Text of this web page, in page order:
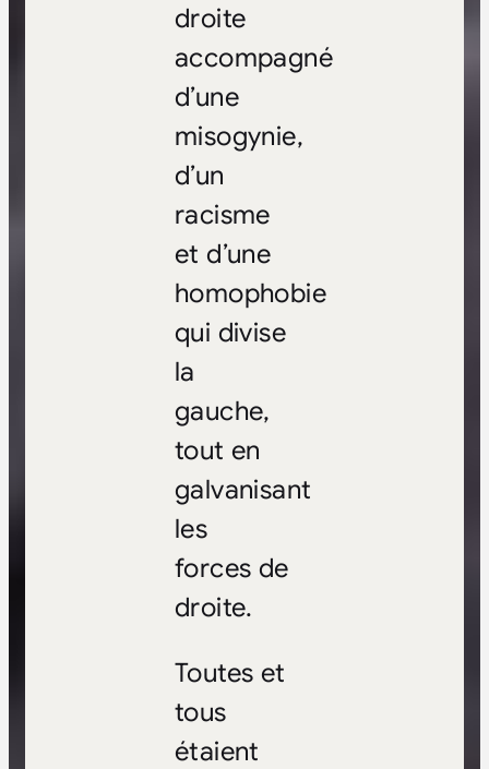
droite
accompagné
d’une
misogynie,
d’un
racisme
et d’une
homophobie
qui divise
la
gauche,
tout en
galvanisant
les
forces de
droite.
Toutes et
tous
étaient